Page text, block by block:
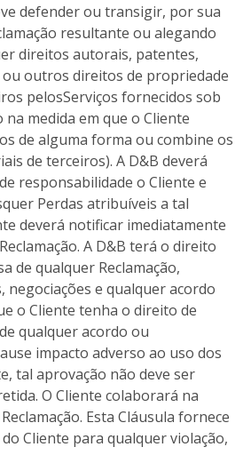
defender ou transigir, por sua
resultante ou alegando
direitos autorais, patentes,
outros direitos de propriedade
pelosServiços fornecidos sob
na medida em que o Cliente
de alguma forma ou combine os
de terceiros). A D&B deverá
responsabilidade o Cliente e
Perdas atribuíveis a tal
deverá notificar imediatamente
A D&B terá o direito
de qualquer Reclamação,
negociações e qualquer acordo
o Cliente tenha o direito de
qualquer acordo ou
impacto adverso ao uso dos
tal aprovação não deve ser
O Cliente colaborará na
Esta Cláusula fornece
Cliente para qualquer violação,